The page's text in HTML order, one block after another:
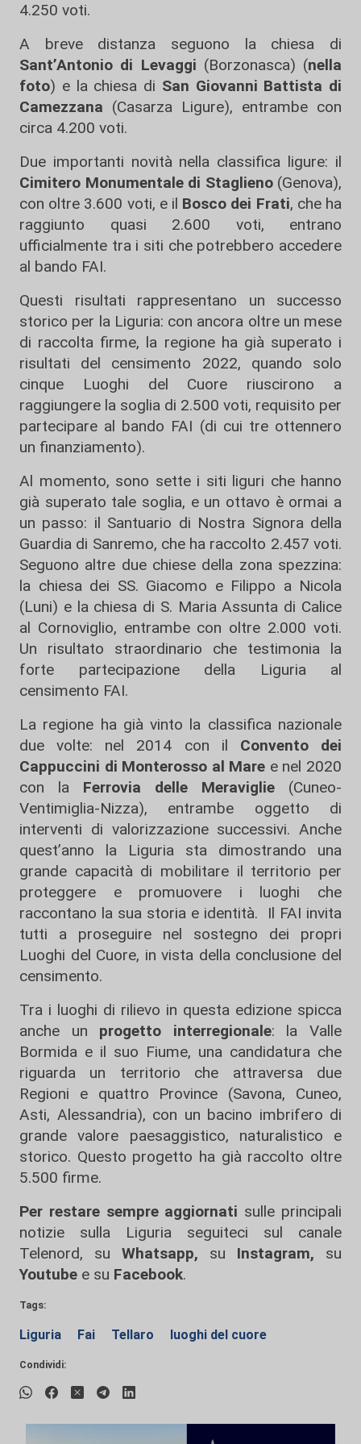
4.250 voti.
A breve distanza seguono la chiesa di
Sant’Antonio di Levaggi (Borzonasca) (nella
foto) e la chiesa di San Giovanni Battista di
Camezzana (Casarza Ligure), entrambe con
circa 4.200 voti.
Due importanti novità nella classifica ligure: il
Cimitero Monumentale di Staglieno (Genova),
con oltre 3.600 voti, e il Bosco dei Frati, che ha
raggiunto quasi 2.600 voti, entrano
ufficialmente tra i siti che potrebbero accedere
al bando FAI.
Questi risultati rappresentano un successo
storico per la Liguria: con ancora oltre un mese
di raccolta firme, la regione ha già superato i
risultati del censimento 2022, quando solo
cinque Luoghi del Cuore riuscirono a
raggiungere la soglia di 2.500 voti, requisito per
partecipare al bando FAI (di cui tre ottennero
un finanziamento).
Al momento, sono sette i siti liguri che hanno
già superato tale soglia, e un ottavo è ormai a
un passo: il Santuario di Nostra Signora della
Guardia di Sanremo, che ha raccolto 2.457 voti.
Seguono altre due chiese della zona spezzina:
la chiesa dei SS. Giacomo e Filippo a Nicola
(Luni) e la chiesa di S. Maria Assunta di Calice
al Cornoviglio, entrambe con oltre 2.000 voti.
Un risultato straordinario che testimonia la
forte partecipazione della Liguria al
censimento FAI.
La regione ha già vinto la classifica nazionale
due volte: nel 2014 con il Convento dei
Cappuccini di Monterosso al Mare e nel 2020
con la Ferrovia delle Meraviglie (Cuneo-
Ventimiglia-Nizza), entrambe oggetto di
interventi di valorizzazione successivi. Anche
quest’anno la Liguria sta dimostrando una
grande capacità di mobilitare il territorio per
proteggere e promuovere i luoghi che
raccontano la sua storia e identità. Il FAI invita
tutti a proseguire nel sostegno dei propri
Luoghi del Cuore, in vista della conclusione del
censimento.
Tra i luoghi di rilievo in questa edizione spicca
anche un progetto interregionale: la Valle
Bormida e il suo Fiume, una candidatura che
riguarda un territorio che attraversa due
Regioni e quattro Province (Savona, Cuneo,
Asti, Alessandria), con un bacino imbrifero di
grande valore paesaggistico, naturalistico e
storico. Questo progetto ha già raccolto oltre
5.500 firme.
Per restare sempre aggiornati sulle principali
notizie sulla Liguria seguiteci sul canale
Telenord, su
Whatsapp, su Instagram, su
Youtube e su Facebook.
Tags:
Liguria Fai Tellaro luoghi del cuore
Condividi: